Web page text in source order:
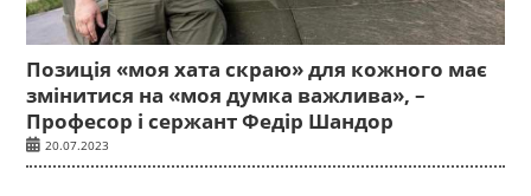
Позиція «моя хата скраю» для кожного має
змінитися на «моя думка важлива», –
Професор і сержант Федір Шандор
20.07.2023